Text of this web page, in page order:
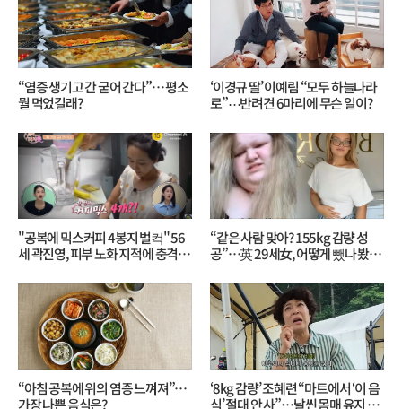
“염증 생기고 간 굳어 간다”… 평소
뭘 먹었길래?
‘이경규 딸’ 이예림 “모두 하늘나라
로”⋯반려견 6마리에 무슨 일이?
"공복에 믹스커피 4봉지 벌컥" 56
세 곽진영, 피부 노화 지적에 충격…
“같은 사람 맞아? 155kg 감량 성
공”…英 29세女, 어떻게 뺐나 봤더
“아침 공복에 위의 염증 느껴져”…
가장 나쁜 음식은?
‘8kg 감량’ 조혜련 “마트에서 ‘이 음
식’ 절대 안 사”…날씬 몸매 유지 비